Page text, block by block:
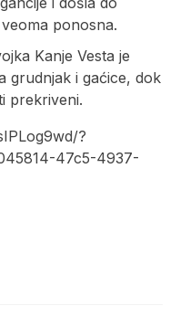
ponosna.
Kanje Vesta je
grudnjak i gaćice, dok
prekriveni.
?
47c5-4937-